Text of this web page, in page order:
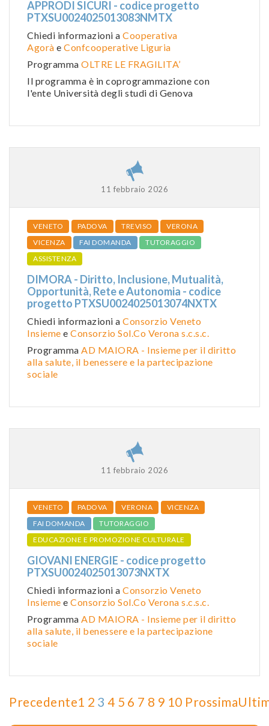
APPRODI SICURI - codice progetto
PTXSU0024025013083NMTX
Chiedi informazioni a Cooperativa
Agorà e Confcooperative Liguria
Programma OLTRE LE FRAGILITA’
Il programma è in coprogrammazione con
l'ente Università degli studi di Genova
11 febbraio 2026
VENETO PADOVA TREVISO
VERONA
VICENZA
FAI DOMANDA
TUTORAGGIO
ASSISTENZA
DIMORA - Diritto, Inclusione, Mutualità,
Opportunità, Rete e Autonomia - codice
progetto PTXSU0024025013074NXTX
Chiedi informazioni a Consorzio Veneto
Insieme e Consorzio Sol.Co Verona s.c.s.c.
Programma AD MAIORA - Insieme per il diritto
alla salute, il benessere e la partecipazione
sociale
11 febbraio 2026
VENETO PADOVA VERONA
VICENZA
FAI DOMANDA
TUTORAGGIO
EDUCAZIONE E PROMOZIONE CULTURALE
GIOVANI ENERGIE - codice progetto
PTXSU0024025013073NXTX
Chiedi informazioni a Consorzio Veneto
Insieme e Consorzio Sol.Co Verona s.c.s.c.
Programma AD MAIORA - Insieme per il diritto
alla salute, il benessere e la partecipazione
sociale
Precedente1 2 3 4 5 6 7 8 9 10 Prossima